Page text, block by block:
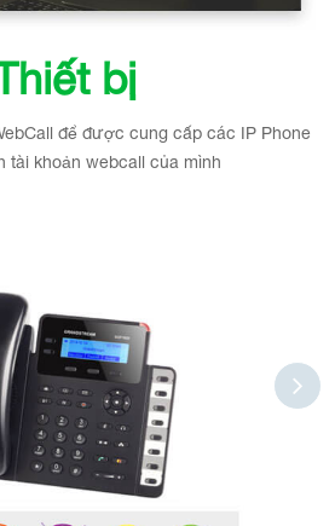
bị
để được cung cấp các IP Phone
tài khoản webcall của mình